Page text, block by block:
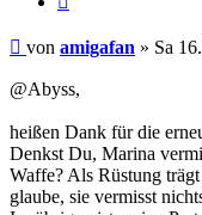
Beitrag
von amigafan » Sa
@Abyss,
heißen Dank für die
Denkst Du, Marina
Waffe? Als Rüstung
glaube, sie vermisst